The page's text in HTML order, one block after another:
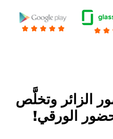
الزائر وتخلَّص
الورقي!